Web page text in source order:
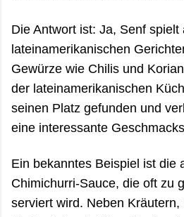
Die Antwort ist: Ja, Senf spielt
lateinamerikanischen
Gewürze wie Chilis und
der lateinamerikanischen
seinen Platz gefunden und
eine interessante
Ein bekanntes Beispiel ist die
Chimichurri-Sauce, die oft zu
serviert wird. Neben